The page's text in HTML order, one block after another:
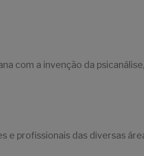
com a invenção da
e profissionais das diversas